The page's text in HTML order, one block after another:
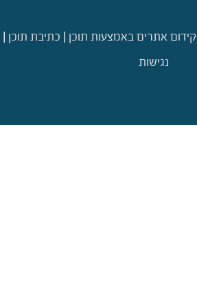
קידום אתרים באמצעות תוכן | כתיבת תוכן |
נגישות